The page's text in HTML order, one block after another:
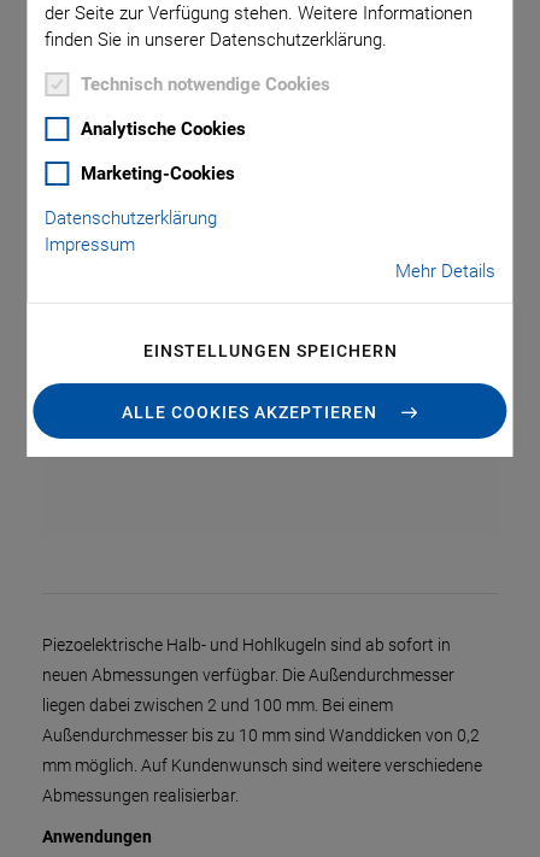
der Seite zur Verfügung stehen. Weitere Informationen
finden Sie in unserer Datenschutzerklärung.
Technisch notwendige Cookies
Analytische Cookies
Marketing-Cookies
Datenschutzerklärung
Impressum
Mehr Details
EINSTELLUNGEN SPEICHERN
ALLE COOKIES AKZEPTIEREN
PI Ceramic fertigt piezoelektrische Hohl- und Halbkugeln
auch im Miniaturformat. Die Kugeln eignen sich für
Ultraschallanwendungen im 360°-Einsatz und werden z. B.
in der Medizintechnik eingesetzt.
Piezoelektrische Halb- und Hohlkugeln sind ab sofort in
neuen Abmessungen verfügbar. Die Außendurchmesser
liegen dabei zwischen 2 und 100 mm. Bei einem
Außendurchmesser bis zu 10 mm sind Wanddicken von 0,2
mm möglich. Auf Kundenwunsch sind weitere verschiedene
Abmessungen realisierbar.
Anwendungen